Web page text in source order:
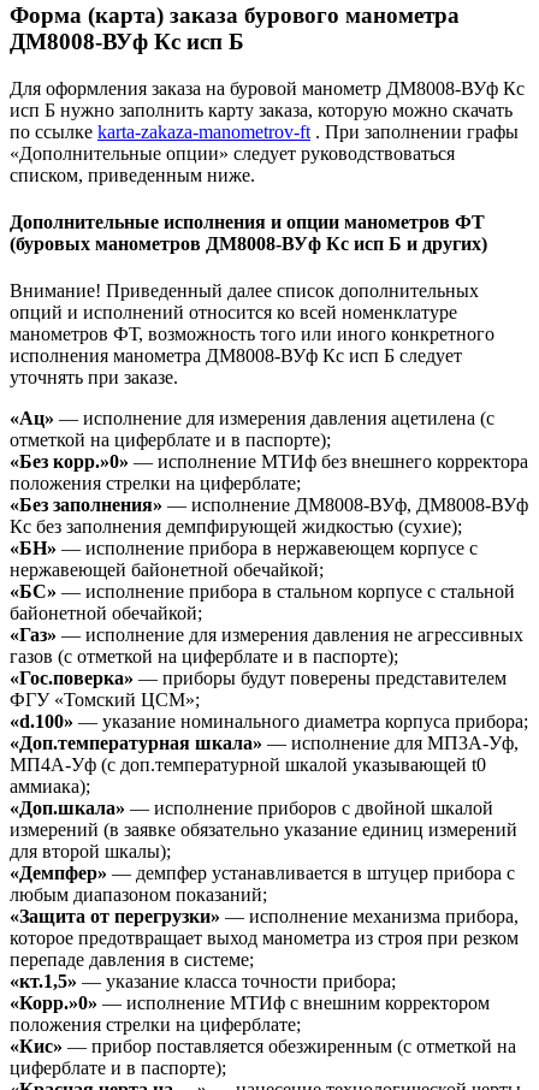
Форма (карта) заказа бурового манометра
ДМ8008-ВУф Кс исп Б
Для оформления заказа на буровой манометр ДМ8008-ВУф Кс
исп Б нужно заполнить карту заказа, которую можно скачать
по ссылке karta-zakaza-manometrov-ft . При заполнении графы
«Дополнительные опции» следует руководствоваться
списком, приведенным ниже.
Дополнительные исполнения и опции манометров ФТ
(буровых манометров ДМ8008-ВУф Кс исп Б и других)
Внимание! Приведенный далее список дополнительных
опций и исполнений относится ко всей номенклатуре
манометров ФТ, возможность того или иного конкретного
исполнения манометра ДМ8008-ВУф Кс исп Б следует
уточнять при заказе.
«Ац» — исполнение для измерения давления ацетилена (с
отметкой на циферблате и в паспорте);
«Без корр.»0» — исполнение МТИф без внешнего корректора
положения стрелки на циферблате;
«Без заполнения» — исполнение ДМ8008-ВУф, ДМ8008-ВУф
Кс без заполнения демпфирующей жидкостью (сухие);
«БН» — исполнение прибора в нержавеющем корпусе с
нержавеющей байонетной обечайкой;
«БС» — исполнение прибора в стальном корпусе с стальной
байонетной обечайкой;
«Газ» — исполнение для измерения давления не агрессивных
газов (с отметкой на циферблате и в паспорте);
«Гос.поверка» — приборы будут поверены представителем
ФГУ «Томский ЦСМ»;
«d.100» — указание номинального диаметра корпуса прибора;
«Доп.температурная шкала» — исполнение для МП3А-Уф,
МП4А-Уф (с доп.температурной шкалой указывающей t0
аммиака);
«Доп.шкала» — исполнение приборов с двойной шкалой
измерений (в заявке обязательно указание единиц измерений
для второй шкалы);
«Демпфер» — демпфер устанавливается в штуцер прибора с
любым диапазоном показаний;
«Защита от перегрузки» — исполнение механизма прибора,
которое предотвращает выход манометра из строя при резком
перепаде давления в системе;
«кт.1,5» — указание класса точности прибора;
«Корр.»0» — исполнение МТИф с внешним корректором
положения стрелки на циферблате;
«Кис» — прибор поставляется обезжиренным (с отметкой на
циферблате и в паспорте);